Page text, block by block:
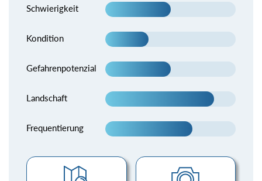
Schwierigkeit
Kondition
Gefahrenpotenzial
Landschaft
Frequentierung